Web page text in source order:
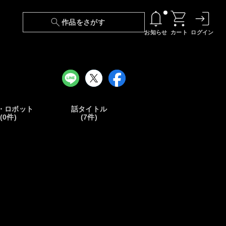
作品をさがす
お知らせ
最強の王様、二度目の人生は何をする？』第
障害】映像再生における不具合に関しまして
カート ログイン
ロボット
(0件)
話タイトル
(7件)